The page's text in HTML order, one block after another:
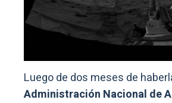
Luego de dos meses de
Administración Nacional de